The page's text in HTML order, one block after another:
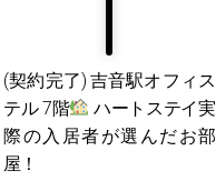
(契約完了) 吉音駅オフィス
テル 7階
ハートステイ実
際の入居者が選んだお部
屋！